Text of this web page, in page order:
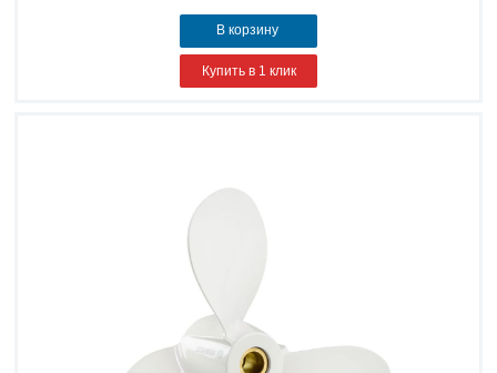
В корзину
Купить в 1 клик